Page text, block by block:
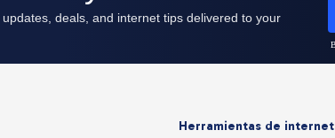
Herramientas de internet